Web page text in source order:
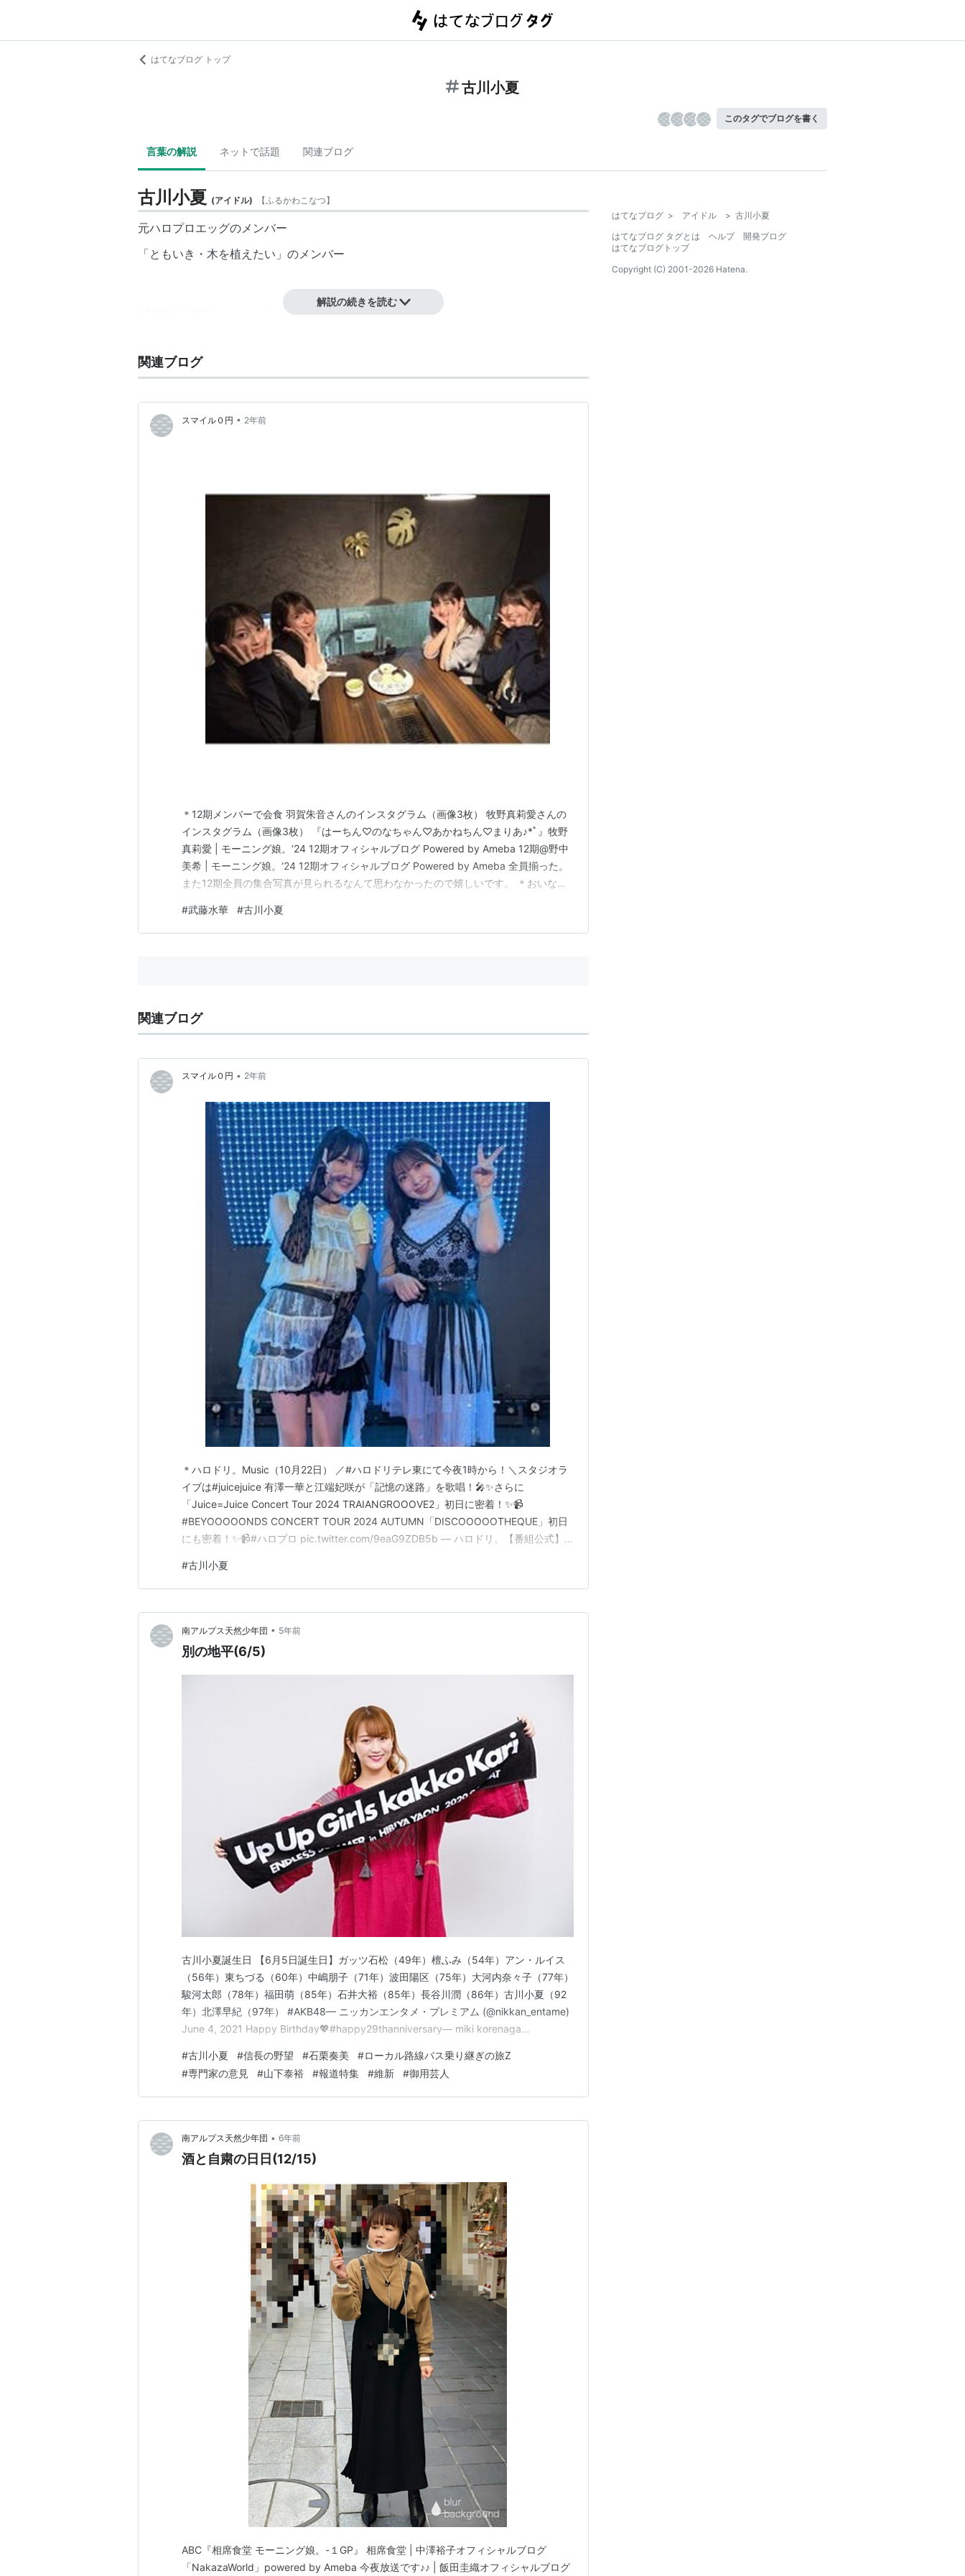
はてなブログ トップ
古川小夏
このタグでブログを書く
言葉の解説 ネットで話題 関連ブログ
古川小夏 (アイドル) 【ふるかわこなつ】
元ハロプロエッグのメンバー
「ともいき・木を植えたい」のメンバー
2011年1月31日に、ハロプロエッグの研修課程を修了
生年月日：1992年6月5日
出身地：神奈川県
*リスト：リスト::ハロプロ関連キーワード//人名
解説の続きを読む
関連ブログ
スマイル０円 • 2年前
＊12期メンバーで会食 羽賀朱音さんのインスタグラム（画像3枚） 牧野真莉愛さんの
インスタグラム（画像3枚） 『はーちん♡のなちゃん♡あかねちん♡まりあ♪*ﾟ』牧野
真莉愛 | モーニング娘。‘24 12期オフィシャルブログ Powered by Ameba 12期@野中
美希 | モーニング娘。‘24 12期オフィシャルブログ Powered by Ameba 全員揃った。
また12期全員の集合写真が見られるなんて思わなかったので嬉しいです。 ＊おいない
Powered by Ameba 川名凜さんがカエルについて語っ…
#武藤水華 #古川小夏
関連ブログ
スマイル０円 • 2年前
＊ハロドリ。Music（10月22日） ／#ハロドリテレ東にて今夜1時から！＼スタジオラ
イブは#juicejuice 有澤一華と江端妃咲が「記憶の迷路」を歌唱！🎤✨さらに
「Juice=Juice Concert Tour 2024 TRAIANGROOOVE2」初日に密着！✨📹
#BEYOOOOONDS CONCERT TOUR 2024 AUTUMN「DISCOOOOOTHEQUE」初日
にも密着！✨📹#ハロプロ pic.twitter.com/9eaG9ZDB5b — ハロドリ。【番組公式】
#古川小夏
南アルプス天然少年団 • 5年前
別の地平(6/5)
古川小夏誕生日 【6月5日誕生日】ガッツ石松（49年）檀ふみ（54年）アン・ルイス
（56年）東ちづる（60年）中嶋朋子（71年）波田陽区（75年）大河内奈々子（77年）
駿河太郎（78年）福田萌（85年）石井大裕（85年）長谷川潤（86年）古川小夏（92
年）北澤早紀（97年） #AKB48— ニッカンエンタメ・プレミアム (@nikkan_entame)
June 4, 2021 Happy Birthday💖#happy29thanniversary— miki korenaga
演決定…
#古川小夏 #信⻑の野望 #石栗奏美 #ローカル路線バス乗り継ぎの旅Z
#専門家の意見 #山下泰裕 #報道特集 #維新 #御用芸人
南アルプス天然少年団 • 6年前
酒と自粛の日日(12/15)
ABC『相席食堂 モーニング娘。-１GP』 相席食堂 | 中澤裕子オフィシャルブログ
「NakazaWorld」powered by Ameba 今夜放送です♪♪ | 飯田圭織オフィシャルブログ
はてなブログ > アイドル > 古川小夏
はてなブログ タグとは
ヘルプ
開発ブログ
はてなブログトップ
Copyright (C) 2001-2026 Hatena.